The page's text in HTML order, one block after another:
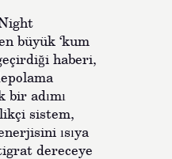
büyük ‘kum
haberi,
adımı
sistem,
ısıya
dereceye